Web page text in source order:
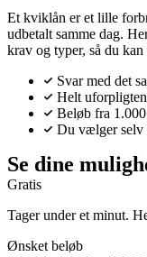
Et kviklån er et lille
udbetalt samme dag.
krav og typer, så du
Svar med det
Helt
Beløb fra
Du vælger selv
Se dine
Gratis
Tager under et minut.
Ønsket beløb